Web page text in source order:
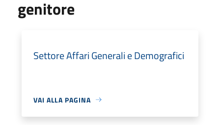
genitore
Settore Affari Generali e Demografici
VAI ALLA PAGINA